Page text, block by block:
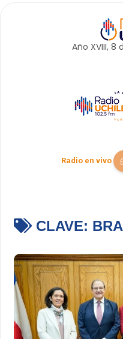
Año XVIII, 8
Radio en vivo
CLAVE: